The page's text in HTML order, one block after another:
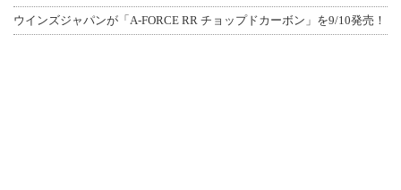
ウインズジャパンが「A-FORCE RR チョップドカーボン」を9/10発売！